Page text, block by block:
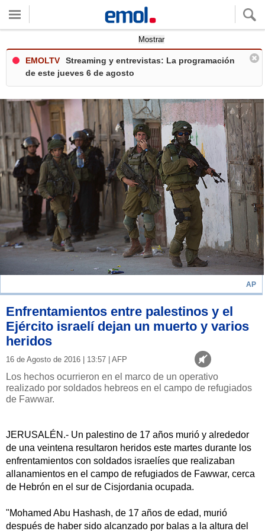
Mostrar
EMOLTV
Streaming y entrevistas: La programación
de este jueves 6 de agosto
AP
Enfrentamientos entre palestinos y el
Ejército israelí dejan un muerto y varios
heridos
16 de Agosto de 2016 | 13:57 | AFP
Los hechos ocurrieron en el marco de un operativo
realizado por soldados hebreos en el campo de refugiados
de Fawwar.
JERUSALÉN.- Un palestino de 17 años murió y alrededor
de una veintena resultaron heridos este martes durante los
enfrentamientos con soldados israelíes que realizaban
allanamientos en el campo de refugiados de Fawwar, cerca
de Hebrón en el sur de Cisjordania ocupada.
"Mohamed Abu Hashash, de 17 años de edad, murió
después de haber sido alcanzado por balas a la altura del